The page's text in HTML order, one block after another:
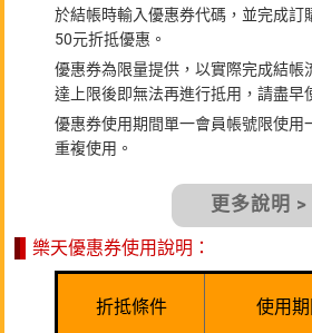
於結帳時輸入優惠券代碼，並完成訂
50元折抵優惠。
優惠券為限量提供，以實際完成結帳
達上限後即無法再進行抵用，請盡早
優惠券使用期間單一會員帳號限使用
重複使用。
更多說明 >
樂天優惠券使用說明：
折抵條件 使用期